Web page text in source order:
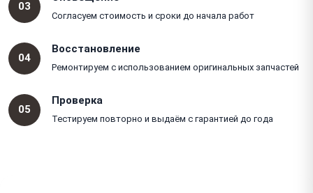
03
Согласуем стоимость и сроки до начала работ
04
Восстановление
Ремонтируем с использованием оригинальных запчастей
05
Проверка
Тестируем повторно и выдаём с гарантией до года